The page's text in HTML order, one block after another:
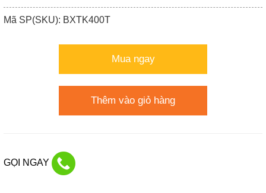
Mã SP(SKU): BXTK400T
Mua ngay
Thêm vào giỏ hàng
GỌI NGAY